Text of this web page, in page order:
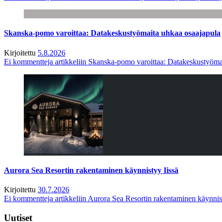
Skanska-pomo varoittaa: Datakeskustyömaita uhkaa osaajapula
Kirjoitettu 5.8.2026
Ei kommentteja artikkeliin Skanska-pomo varoittaa:
Aurora Sea Resortin rakentaminen käynnistyy Iissä
Kirjoitettu 30.7.2026
Ei kommentteja artikkeliin Aurora Sea Resortin rakentaminen
Uutiset